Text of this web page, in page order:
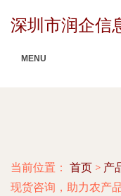
深圳市润企信
MENU
当前位置： 首页 > 产
现货咨询，助力农产